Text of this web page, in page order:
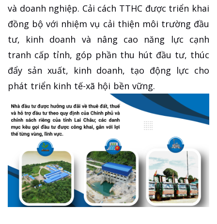
và doanh nghiệp. Cải cách TTHC được triển khai
đồng bộ với nhiệm vụ cải thiện môi trường đầu
tư, kinh doanh và nâng cao năng lực cạnh
tranh cấp tỉnh, góp phần thu hút đầu tư, thúc
đẩy sản xuất, kinh doanh, tạo động lực cho
phát triển kinh tế-xã hội bền vững.